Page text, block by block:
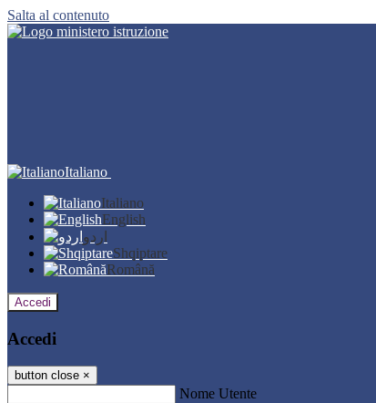
Salta al contenuto
Italiano
Italiano
English
اردو
Shqiptare
Română
Accedi
Accedi
button close ×
Nome Utente